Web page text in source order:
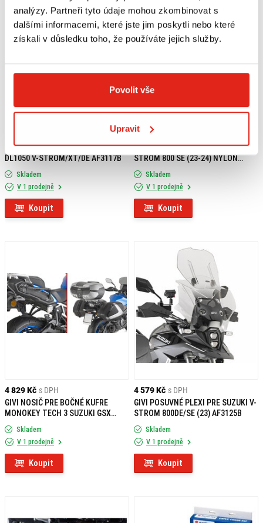
analýzy. Partneři tyto údaje mohou zkombinovat s
dalšími informacemi, které jste jim poskytli nebo které
získali v důsledku toho, že používáte jejich služby.
Povolit vše
Upravit
GIVI POSUVNÉ PLEXI SUZUKI
DL1050 V-STROM/XT/DE AF3117B
Skladem
V 1 prodejně
Koupit
4 829 Kč
GIVI CHRÁNIČ PODVOZKU SUZUKI V-
STROM 800 SE (23-24) NYLON
RP3127
Skladem
V 1 prodejně
Koupit
4 829 Kč s DPH
GIVI NOSIČ PRE BOČNÉ KUFRE
MONOKEY TECH 3 SUZUKI GSX
S1000 GX (24) PX3128
Skladem
V 1 prodejně
Koupit
4 579 Kč s DPH
GIVI POSUVNÉ PLEXI PRE SUZUKI V-
STROM 800DE/SE (23) AF3125B
Skladem
V 1 prodejně
Koupit